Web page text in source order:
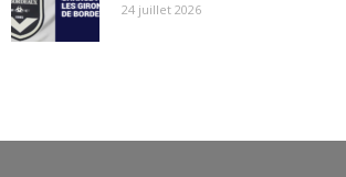
24 juillet 2026